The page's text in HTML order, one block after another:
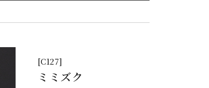
[C127]
ミミズク